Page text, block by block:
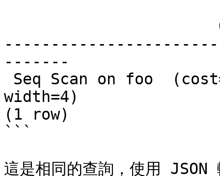
-------
width=4)
(1 row)
```
這是相同的查詢，使用 JSON